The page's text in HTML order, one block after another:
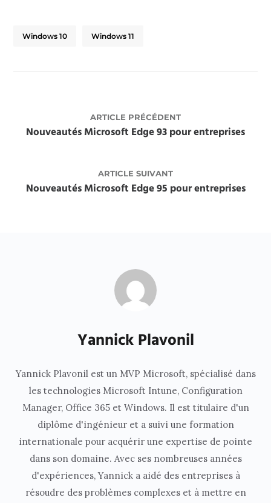
Windows 10 Windows 11
ARTICLE PRÉCÉDENT
Nouveautés Microsoft Edge 93 pour entreprises
ARTICLE SUIVANT
Nouveautés Microsoft Edge 95 pour entreprises
Yannick Plavonil
Yannick Plavonil est un MVP Microsoft, spécialisé dans
les technologies Microsoft Intune, Configuration
Manager, Office 365 et Windows. Il est titulaire d'un
diplôme d'ingénieur et a suivi une formation
internationale pour acquérir une expertise de pointe
dans son domaine. Avec ses nombreuses années
d'expériences, Yannick a aidé des entreprises à
résoudre des problèmes complexes et à mettre en